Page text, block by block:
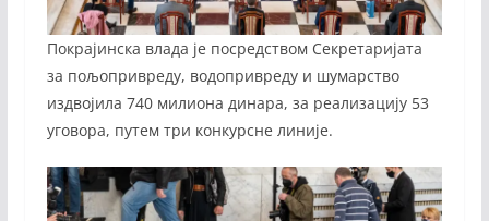
Покрајинска влада је посредством Секретаријата
за пољопривреду, водопривреду и шумарство
издвојила 740 милиона динара, за реализацију 53
уговора, путем три конкурсне линије.